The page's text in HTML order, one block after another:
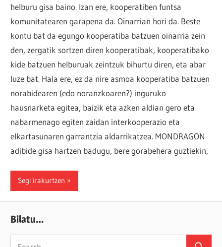
helburu gisa baino. Izan ere, kooperatiben funtsa
komunitatearen garapena da. Oinarrian hori da. Beste
kontu bat da egungo kooperatiba batzuen oinarria zein
den, zergatik sortzen diren kooperatibak, kooperatibako
kide batzuen helburuak zeintzuk bihurtu diren, eta abar
luze bat. Hala ere, ez da nire asmoa kooperatiba batzuen
norabidearen (edo noranzkoaren?) inguruko
hausnarketa egitea, baizik eta azken aldian gero eta
nabarmenago egiten zaidan interkooperazio eta
elkartasunaren garrantzia aldarrikatzea. MONDRAGON
adibide gisa hartzen badugu, bere gorabehera guztiekin,
Segi irakurtzen
Bilatu…